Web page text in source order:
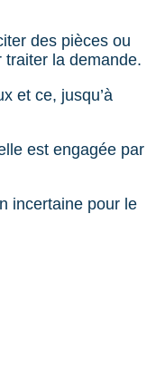
des pièces ou
traiter la demande.
et ce, jusqu’à
est engagée par
incertaine pour le